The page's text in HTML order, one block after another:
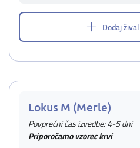
Dodaj žival
Lokus M (Merle)
Povprečni čas izvedbe: 4-5 dni
Priporočamo vzorec krvi